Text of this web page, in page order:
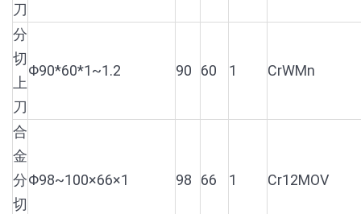
刀
分
切
上
刀
Φ90*60*1~1.2 90 60 1 CrWMn
合
金
分
切
Φ98~100×66×1 98 66 1 Cr12MOV